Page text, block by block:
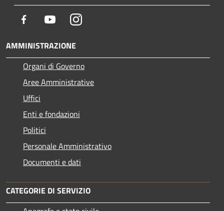
Facebook YoutubeInstagram
AMMINISTRAZIONE
Organi di Governo
Aree Amministrative
Uffici
Enti e fondazioni
Politici
Personale Amministrativo
Documenti e dati
CATEGORIE DI SERVIZIO